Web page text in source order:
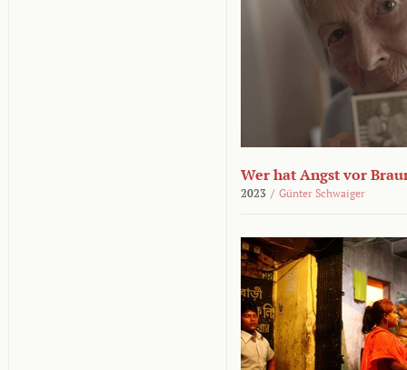
Wer hat Angst vor
2023 / Günter Schwaiger